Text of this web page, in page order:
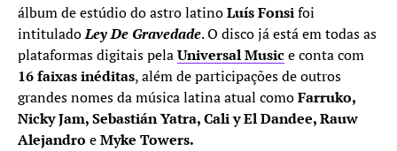
álbum de estúdio do astro latinoLuís Fonsifoi
intituladoLey De Gravedade. O disco já está em todas as
plataformas digitais pelaUniversal Musice conta com
16 faixas inéditas, além de participações de outros
grandes nomes da música latina atual comoFarruko,
Nicky Jam, Sebastián Yatra, Cali y El Dandee, Rauw
Alejandro eMyke Towers.